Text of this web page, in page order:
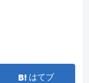
はてブ